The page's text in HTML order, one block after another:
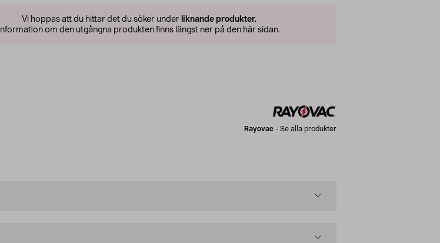
Vi hoppas att du hittar det du söker under liknande produkter.
Information om den utgångna produkten finns längst ner på den här sidan.
Rayovac - Se alla produkter